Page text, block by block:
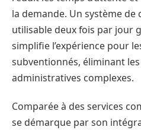
la demande. Un système
utilisable deux fois par jour
simplifie l’expérience pour
subventionnés, éliminant
administratives complexes.
Comparée à des services
se démarque par son